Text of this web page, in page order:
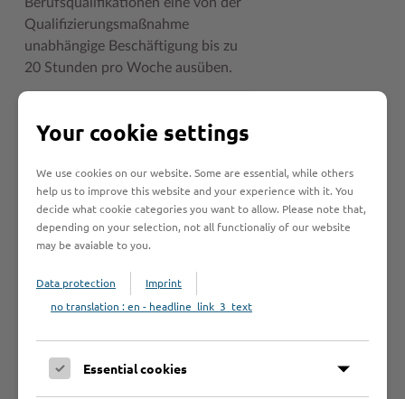
Berufsqualifikationen eine von der
Qualifizierungsmaßnahme
unabhängige Beschäftigung bis zu
20 Stunden pro Woche ausüben.
An wen muss ich
Zuständige Stelle
Rechtsgrundlage
Rechtsbehelf
Your cookie settings
We use cookies on our website. Some are essential, while others
help us to improve this website and your experience with it. You
decide what cookie categories you want to allow. Please note that,
depending on your selection, not all functionaliy of our website
may be avaiable to you.
Data protection
Imprint
no translation : en - headline_link_3_text
Essential cookies